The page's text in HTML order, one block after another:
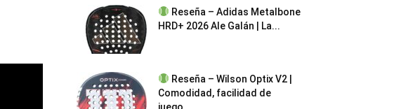
Reseña – Adidas Metalbone
HRD+ 2026 Ale Galán | La...
Reseña – Wilson Optix V2 |
Comodidad, facilidad de